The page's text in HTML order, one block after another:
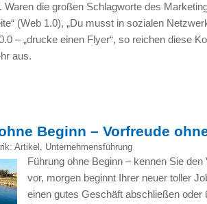
die großen Schlagworte des
(Web 1.0), „Du musst in sozialen
– „drucke einen Flyer“, so reichen diese
aus.
Beginn – Vorfreude
Artikel , Unternehmensführung
Führung ohne Beginn – kennen Sie
vor, morgen beginnt Ihrer neuer toller
einen gutes Geschäft abschließen oder